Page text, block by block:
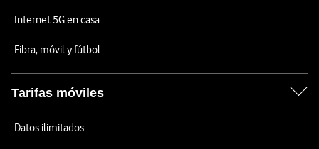
Internet 5G en casa
Fibra, móvil y fútbol
Tarifas móviles
Datos ilimitados